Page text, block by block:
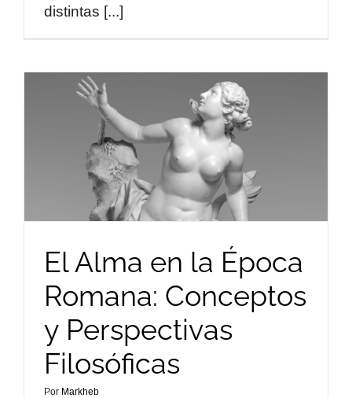
distintas [...]
El Alma en la Época
Romana: Conceptos
y Perspectivas
Filosóficas
Por Markheb